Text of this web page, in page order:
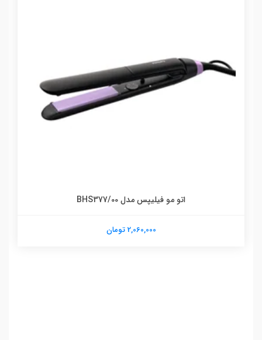
اتو مو فیلیپس مدل BHS377/00
2,060,000 تومان